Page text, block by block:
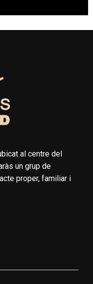
al centre del
un grup de
proper, familiar i